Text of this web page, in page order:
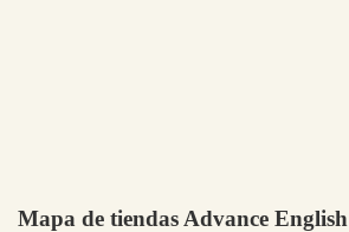
Mapa de tiendas Advance